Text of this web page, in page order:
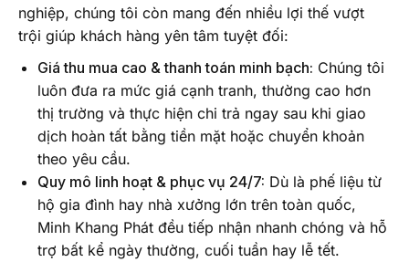
nghiệp, chúng tôi còn mang đến nhiều lợi thế vượt
trội giúp khách hàng yên tâm tuyệt đối:
Giá thu mua cao & thanh toán minh bạch: Chúng tôi
luôn đưa ra mức giá cạnh tranh, thường cao hơn
thị trường và thực hiện chi trả ngay sau khi giao
dịch hoàn tất bằng tiền mặt hoặc chuyển khoản
theo yêu cầu.
Quy mô linh hoạt & phục vụ 24/7: Dù là phế liệu từ
hộ gia đình hay nhà xưởng lớn trên toàn quốc,
Minh Khang Phát đều tiếp nhận nhanh chóng và hỗ
trợ bất kể ngày thường, cuối tuần hay lễ tết.